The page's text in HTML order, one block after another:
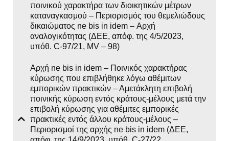
ποινικού χαρακτήρα των διοικητικών μέτρων
καταναγκασμού – Περιορισμός του θεμελιώδους
δικαιώματος ne bis in idem – Αρχή
αναλογικότητας (ΔΕΕ, απόφ. της 4/5/2023,
υπόθ. C‑97/21, MV – 98)
Αρχή ne bis in idem – Ποινικός χαρακτήρας
κύρωσης που επιβλήθηκε λόγω αθέμιτων
εμπορικών πρακτικών – Αμετάκλητη επιβολή
ποινικής κύρωση εντός κράτους-μέλους μετά την
επιβολή κύρωσης για αθέμιτες εμπορικές
πρακτικές εντός άλλου κράτους-μέλους –
Περιορισμοί της αρχής ne bis in idem (ΔΕΕ,